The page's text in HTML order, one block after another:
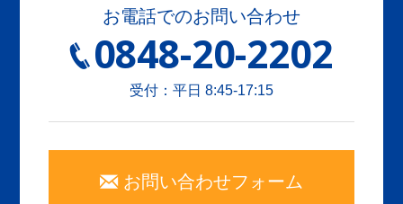
お電話でのお問い合わせ
0848-20-2202
受付：平日 8:45-17:15
お問い合わせフォーム